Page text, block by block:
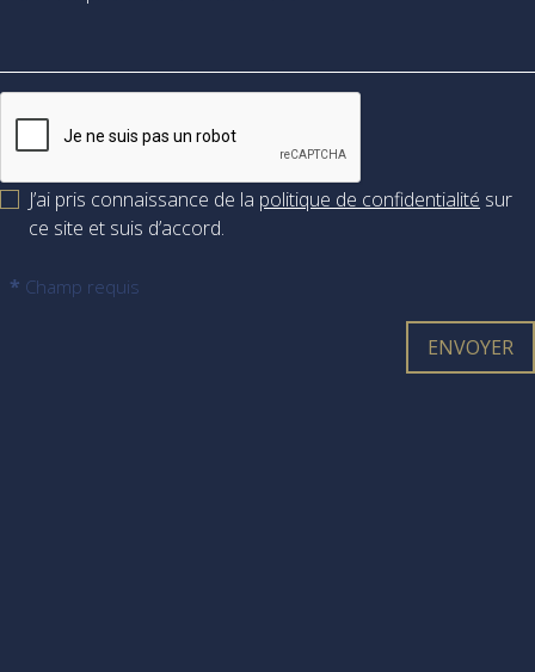
J’ai pris connaissance de la politique de confidentialité sur
ce site et suis d’accord.
* Champ requis
ENVOYER